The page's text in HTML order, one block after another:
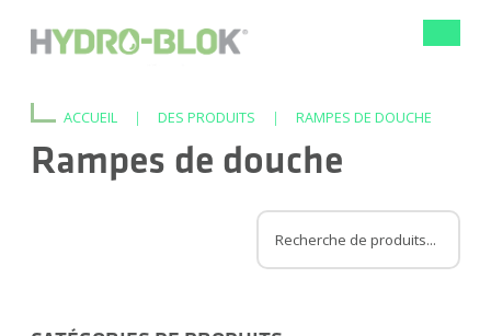
ACCUEIL | DES PRODUITS | RAMPES DE DOUCHE
Rampes de douche